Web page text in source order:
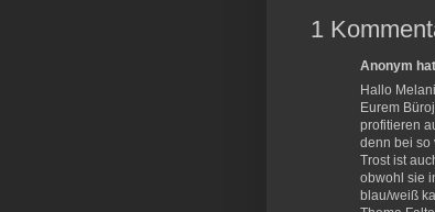
1
Anonym
Hallo
Eurem
profitieren
denn bei so
Trost ist
obwohl sie
blau/weiß